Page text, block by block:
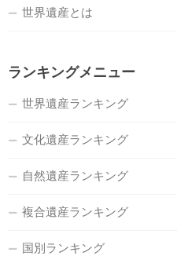
世界遺産とは
ランキングメニュー
世界遺産ランキング
文化遺産ランキング
自然遺産ランキング
複合遺産ランキング
国別ランキング